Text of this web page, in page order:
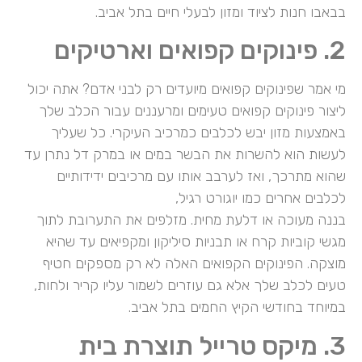
בבאבו חנות לציוד ומזון לבעלי חיים בתל אביב.
2. פינוקים קפואים וארטיקים
מי אמר שפינוקים קפואים מיועדים רק לבני אדם? אתה יכול
ליצור פינוקים קפואים טעימים ומרעננים עבור הכלב שלך
באמצעות מזון יבש לכלבים כמרכיב העיקרי. כל שעליך
לעשות הוא להשרות את הבשר במים או במרק דל נתרן עד
שהוא מתרכך, ואז לערבב אותו עם מרכיבים ידידותיים
לכלבים אחרים כמו יוגורט רגיל,
בננה מעוכה או דלעת מחית. מזלפים את התערובת לתוך
מגשי קוביות קרח או תבניות סיליקון ומקפיאים עד שהיא
מוצקה. הפינוקים הקפואים האלה לא רק מספקים חטיף
טעים לכלב שלך אלא גם עוזרים לשמור עליו קריר ולחות,
במיוחד בחודשי הקיץ החמים בתל אביב.
3. מיקס טרייל תוצרת בית